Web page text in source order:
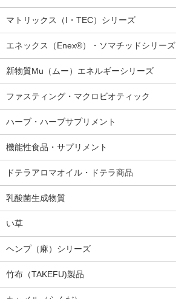
マトリックス（I・TEC）シリーズ
エネックス（Enex®）・ソマチッドシリーズ
新物質Mu（ムー）エネルギーシリーズ
ファスティング・マクロビオティック
ハーブ・ハーブサプリメント
機能性食品・サプリメント
ドテラアロマオイル・ドテラ商品
乳酸菌生成物質
い草
ヘンプ（麻）シリーズ
竹布（TAKEFU)製品